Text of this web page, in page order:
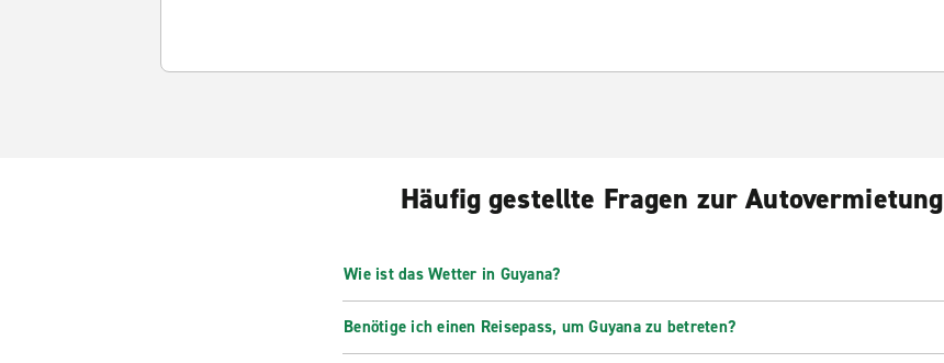
Häufig gestellte Fragen zur
Wie ist das Wetter in Guyana?
Benötige ich einen Reisepass, um Guyana zu betreten?